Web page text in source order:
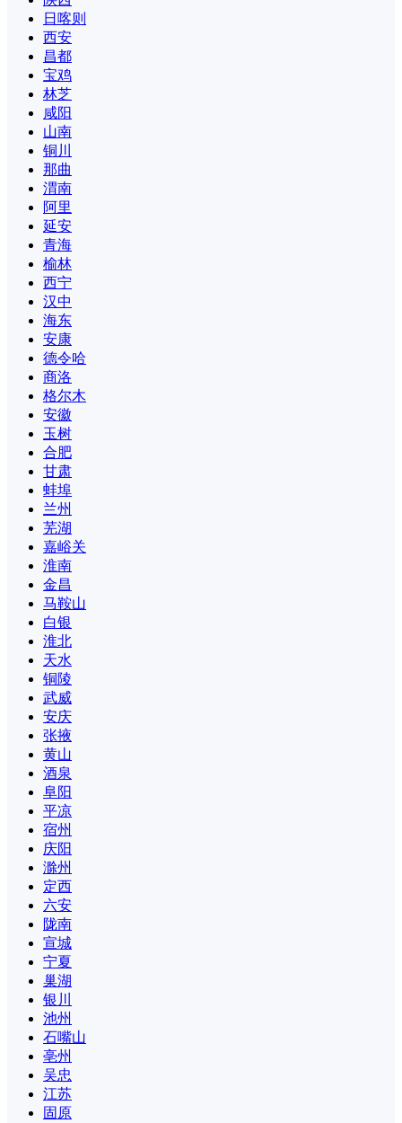
日喀则
西安
昌都
宝鸡
林芝
咸阳
山南
铜川
那曲
渭南
阿里
延安
青海
榆林
西宁
汉中
海东
安康
德令哈
商洛
格尔木
安徽
玉树
合肥
甘肃
蚌埠
兰州
芜湖
嘉峪关
淮南
金昌
马鞍山
白银
淮北
天水
铜陵
武威
安庆
张掖
黄山
酒泉
阜阳
平凉
宿州
庆阳
滁州
定西
六安
陇南
宣城
宁夏
巢湖
银川
池州
石嘴山
亳州
吴忠
江苏
固原